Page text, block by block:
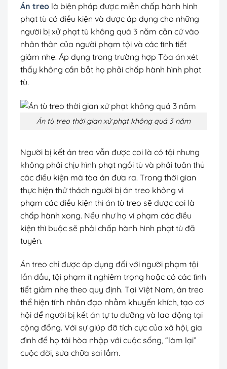
Án treo là biện pháp được miễn chấp hành hình
phạt tù có điều kiện và được áp dụng cho những
người bị xử phạt tù không quá 3 năm căn cứ vào
nhân thân của người phạm tội và các tình tiết
giảm nhẹ. Áp dụng trong trường hợp Tòa án xét
thấy không cần bắt họ phải chấp hành hình phạt
tù.
Án tù treo thời gian xử phạt không quá 3 năm
Người bị kết án treo vẫn được coi là có tội nhưng
không phải chịu hình phạt ngồi tù và phải tuân thủ
các điều kiện mà tòa án đưa ra. Trong thời gian
thực hiện thử thách người bị án treo không vi
phạm các điều kiện thì án tù treo sẽ được coi là
chấp hành xong. Nếu như họ vi phạm các điều
kiện thì buộc sẽ phải chấp hành hình phạt tù đã
tuyên.
Án treo chỉ được áp dụng đối với người phạm tội
lần đầu, tội phạm ít nghiêm trọng hoặc có các tình
tiết giảm nhẹ theo quy định. Tại Việt Nam, án treo
thể hiện tính nhân đạo nhằm khuyến khích, tạo cơ
hội để người bị kết án tự tu dưỡng và lao động tại
cộng đồng. Với sự giúp đỡ tích cực của xã hội, gia
đình để họ tái hòa nhập với cuộc sống, “làm lại”
cuộc đời, sửa chữa sai lầm.